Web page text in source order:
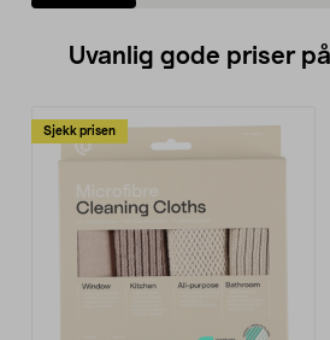
Uvanlig gode priser
Sjekk prisen